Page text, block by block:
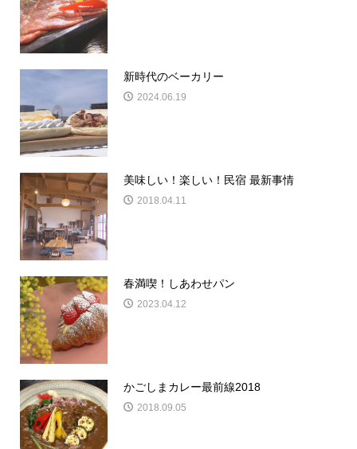
新時代のベーカリー
2024.06.19
美味しい！楽しい！民宿 最新事情
2018.04.11
春満喫！しあわせパン
2023.04.12
かごしまカレー最前線2018
2018.09.05